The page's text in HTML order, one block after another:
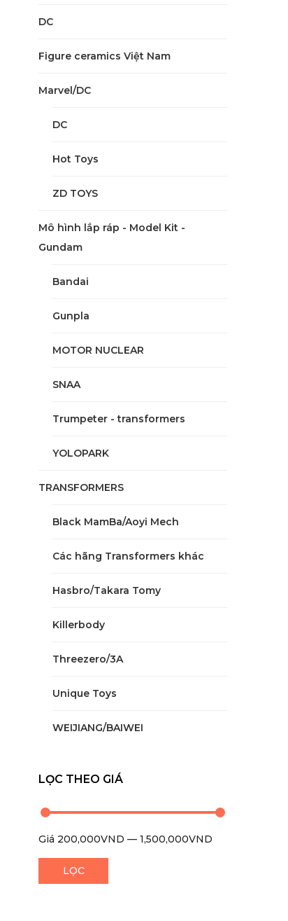
DC
Figure ceramics Việt Nam
Marvel/DC
DC
Hot Toys
ZD TOYS
Mô hình lắp ráp - Model Kit -
Gundam
Bandai
Gunpla
MOTOR NUCLEAR
SNAA
Trumpeter - transformers
YOLOPARK
TRANSFORMERS
Black MamBa/Aoyi Mech
Các hãng Transformers khác
Hasbro/Takara Tomy
Killerbody
Threezero/3A
Unique Toys
WEIJIANG/BAIWEI
LỌC THEO GIÁ
LỌC
Giá 200,000VND — 1,500,000VND